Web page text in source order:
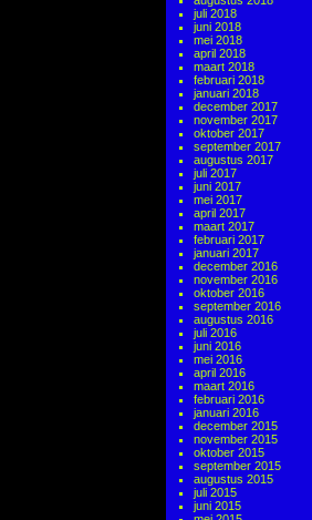
juli 2018
juni 2018
mei 2018
april 2018
maart 2018
februari 2018
januari 2018
december 2017
november 2017
oktober 2017
september 2017
augustus 2017
juli 2017
juni 2017
mei 2017
april 2017
maart 2017
februari 2017
januari 2017
december 2016
november 2016
oktober 2016
september 2016
augustus 2016
juli 2016
juni 2016
mei 2016
april 2016
maart 2016
februari 2016
januari 2016
december 2015
november 2015
oktober 2015
september 2015
augustus 2015
juli 2015
juni 2015